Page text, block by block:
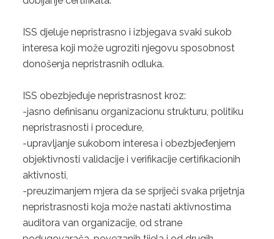
ISS djeluje nepristrasno i izbjegava svaki sukob
interesa koji može ugroziti njegovu sposobnost
donošenja nepristrasnih odluka.
ISS obezbjeđuje nepristrasnost kroz:
-jasno definisanu organizacionu strukturu, politiku
nepristrasnosti i procedure,
-upravljanje sukobom interesa i obezbjeđenjem
objektivnosti validacije i verifikacije certifikacionih
aktivnosti,
-preuzimanjem mjera da se spriječi svaka prijetnja
nepristrasnosti koja može nastati aktivnostima
auditora van organizacije, od strane
CONTACT
REQUEST FOR QUOTATION